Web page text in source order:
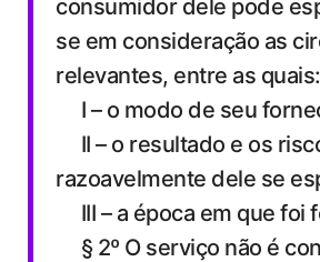
consumidor dele pode
se em consideração as
relevantes, entre as quais:
I – o modo de seu
II – o resultado e os
razoavelmente dele se
III – a época em que foi
§ 2º O serviço não é